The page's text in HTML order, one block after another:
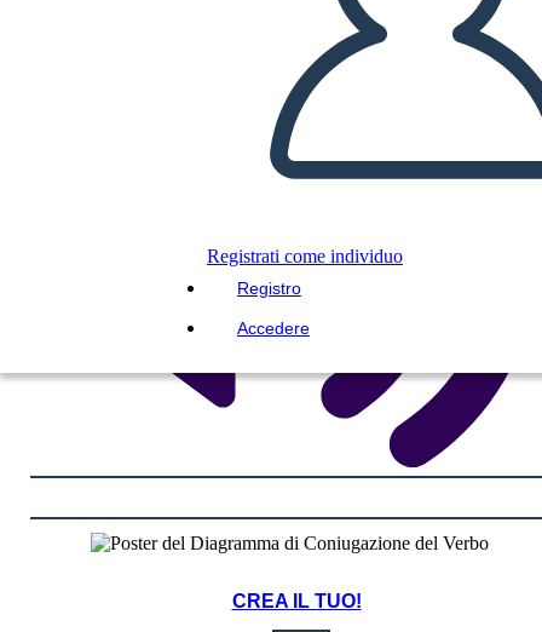
Registrati come individuo
Registro
Accedere
CREA IL TUO!